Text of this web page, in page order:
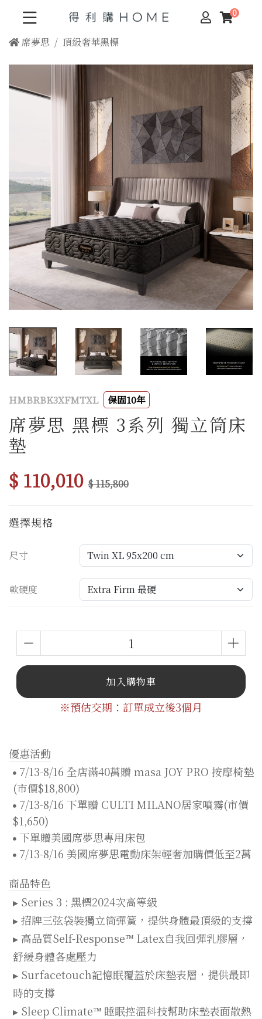
席夢思 頂級奢華黑標
HMBRBK3XFMTXL 保固10年
席夢思 黑標 3系列 獨立筒床
墊
$ 110,010 $ 115,800
選擇規格
尺寸
軟硬度
加入購物車
※預估交期：訂單成立後3個月
優惠活動
7/13-8/16 全店滿40萬贈 masa JOY PRO 按摩椅墊
(市價$18,800)
7/13-8/16 下單贈 CULTI MILANO居家噴霧(市價
$1,650)
下單贈美國席夢思專用床包
7/13-8/16 美國席夢思電動床架輕奢加購價低至2萬
商品特色
▸ Series 3 : 黑標2024次高等級
▸ 招牌三弦袋裝獨立筒彈簧，提供身體最頂級的支撐
▸ 高品質Self-Response™ Latex自我回彈乳膠層，
舒緩身體各處壓力
▸ Surfacetouch記憶眠覆蓋於床墊表層，提供最即
時的支撐
▸ Sleep Climate™ 睡眠控溫科技幫助床墊表面散熱